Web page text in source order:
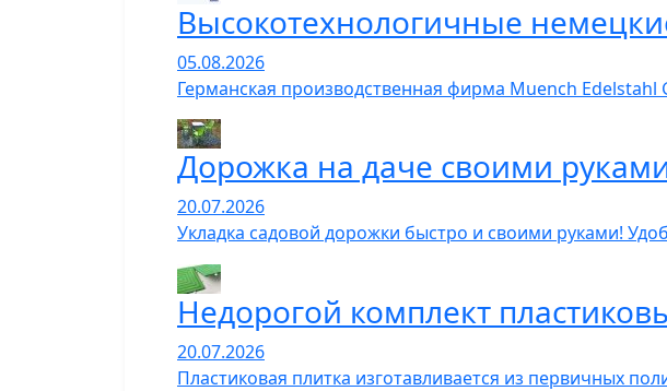
Высокотехнологичные
05.08.2026
Германская производственная фирма Muench
Дорожка на даче своими
20.07.2026
Укладка садовой дорожки быстро и своими руками!
Недорогой комплект
20.07.2026
Пластиковая плитка изготавливается из первичных